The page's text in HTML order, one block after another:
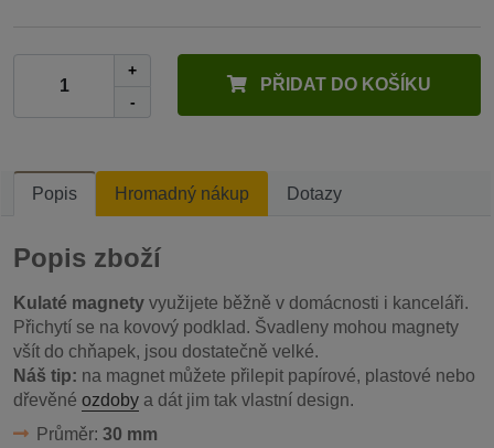
+
-
PŘIDAT DO KOŠÍKU
Popis Hromadný nákup Dotazy
Popis zboží
Kulaté magnety využijete běžně v domácnosti i kanceláři.
Přichytí se na kovový podklad. Švadleny mohou magnety
všít do chňapek, jsou dostatečně velké.
Náš tip: na magnet můžete přilepit papírové, plastové nebo
dřevěné ozdoby a dát jim tak vlastní design.
Průměr: 30 mm